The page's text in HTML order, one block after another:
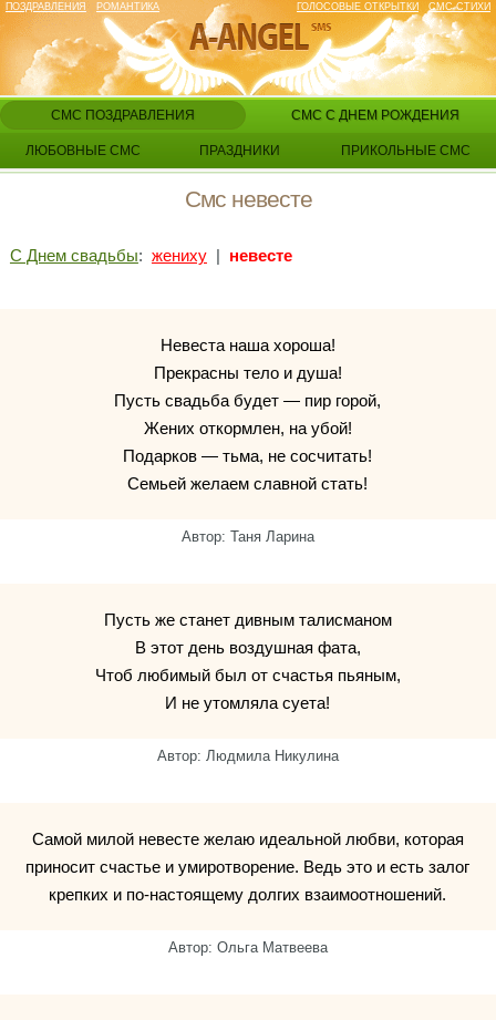
ПОЗДРАВЛЕНИЯ РОМАНТИКА ГОЛОСОВЫЕ ОТКРЫТКИ СМС СТИХИ
ЛЮБОВНЫЕ СМС
СМС ПОЗДРАВЛЕНИЯ СМС С ДНЕМ РОЖДЕНИЯ
ПРАЗДНИКИ ПРИКОЛЬНЫЕ СМС
Смс невесте
С Днем свадьбы: жениху| невесте
Невеста наша хороша!
Прекрасны тело и душа!
Пусть свадьба будет — пир горой,
Жених откормлен, на убой!
Подарков — тьма, не сосчитать!
Семьей желаем славной стать!
Автор: Таня Ларина
Пусть же станет дивным талисманом
В этот день воздушная фата,
Чтоб любимый был от счастья пьяным,
И не утомляла суета!
Автор: Людмила Никулина
Самой милой невесте желаю идеальной любви, которая
приносит счастье и умиротворение. Ведь это и есть залог
крепких и по-настоящему долгих взаимоотношений.
Автор: Ольга Матвеева